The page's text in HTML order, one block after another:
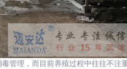
管理，而目前养殖过程中往往不注